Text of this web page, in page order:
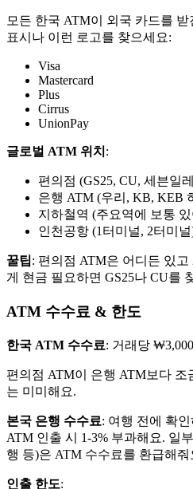
모든 한국 ATM이 외국 카드를 받
표시나 이런 로고를 찾으세요:
Visa
Mastercard
Plus
Cirrus
UnionPay
글로벌 ATM 위치 :
편의점 (GS25, CU, 세븐일
은행 ATM (우리, KB, KEB
지하철역 (주요역에 보통
인천공항 (1터미널, 2터미
꿀팁: 편의점 ATM은 어디든 있
게 현금 필요하면 GS25나 CU를
ATM 수수료 & 한도
한국 ATM 수수료: 거래당
편의점 ATM이 은행 ATM보다 조
는 미미해요.
본국 은행 수수료: 여행 전에 확
ATM 인출 시 1-3% 부과해요. 일
행 등)은 ATM 수수료를 환급해줘
인출 한도: